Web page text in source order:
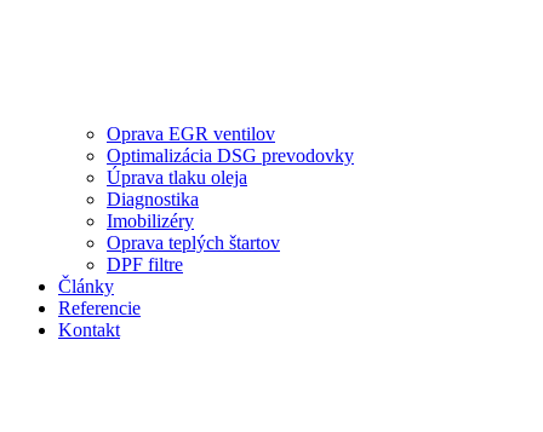
Oprava EGR ventilov
Optimalizácia DSG prevodovky
Úprava tlaku oleja
Diagnostika
Imobilizéry
Oprava teplých štartov
DPF filtre
Články
Referencie
Kontakt